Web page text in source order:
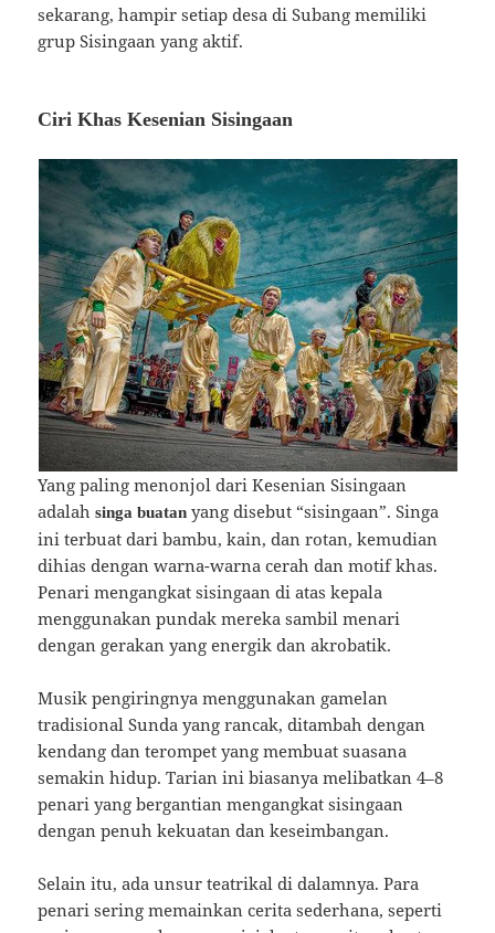
sekarang, hampir setiap desa di Subang memiliki
grup Sisingaan yang aktif.
Ciri Khas Kesenian Sisingaan
Yang paling menonjol dari Kesenian Sisingaan
adalahsinga buatan yang disebut “sisingaan”. Singa
ini terbuat dari bambu, kain, dan rotan, kemudian
dihias dengan warna-warna cerah dan motif khas.
Penari mengangkat sisingaan di atas kepala
menggunakan pundak mereka sambil menari
dengan gerakan yang energik dan akrobatik.
Musik pengiringnya menggunakan gamelan
tradisional Sunda yang rancak, ditambah dengan
kendang dan terompet yang membuat suasana
semakin hidup. Tarian ini biasanya melibatkan 4–8
penari yang bergantian mengangkat sisingaan
dengan penuh kekuatan dan keseimbangan.
Selain itu, ada unsur teatrikal di dalamnya. Para
penari sering memainkan cerita sederhana, seperti